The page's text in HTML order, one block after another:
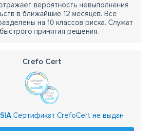
вероятность невыполнения
в ближайшие 12 месяцев. Все
на 10 классов риска. Служат
принятия решения.
Crefo Cert
Сертификат CrefoCert не выдан